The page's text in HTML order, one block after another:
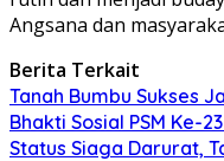
Angsana dan
Berita Terkait
Tanah Bumbu Sukses
Bhakti Sosial PSM Ke-
Status Siaga Darurat,